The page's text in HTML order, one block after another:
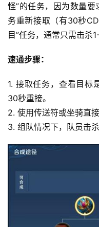
怪”的任务，因为数量
务重新接取（有30秒
目”任务，通常只需击杀
速通步骤：
1. 接取任务，查看目标
30秒重接。
2. 使用传送符或坐骑直
3. 组队情况下，队员击